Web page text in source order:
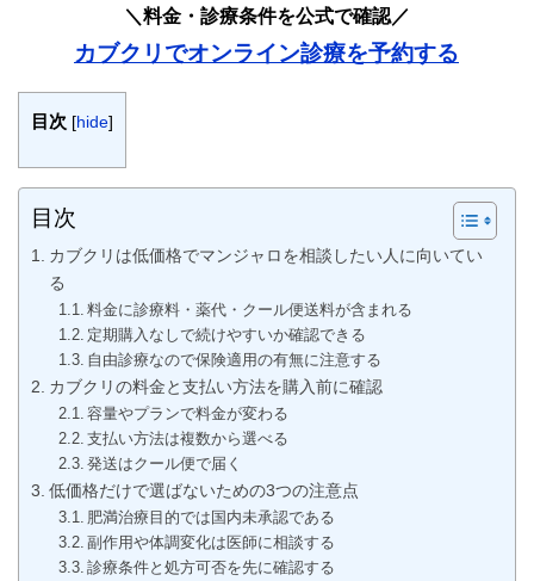
＼料金・診療条件を公式で確認／
カブクリでオンライン診療を予約する
目次 [hide]
目次
カブクリは低価格でマンジャロを相談したい人に向いてい
る
料金に診療料・薬代・クール便送料が含まれる
定期購入なしで続けやすいか確認できる
自由診療なので保険適用の有無に注意する
カブクリの料金と支払い方法を購入前に確認
容量やプランで料金が変わる
支払い方法は複数から選べる
発送はクール便で届く
低価格だけで選ばないための3つの注意点
肥満治療目的では国内未承認である
副作用や体調変化は医師に相談する
診療条件と処方可否を先に確認する